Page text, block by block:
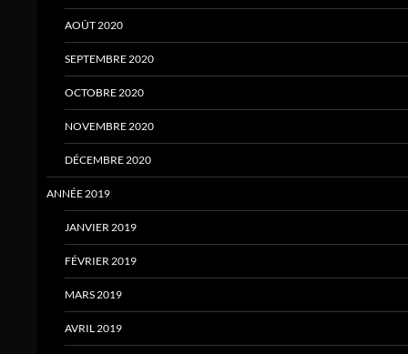
AOÛT 2020
SEPTEMBRE 2020
OCTOBRE 2020
NOVEMBRE 2020
DÉCEMBRE 2020
ANNÉE 2019
JANVIER 2019
FÉVRIER 2019
MARS 2019
AVRIL 2019